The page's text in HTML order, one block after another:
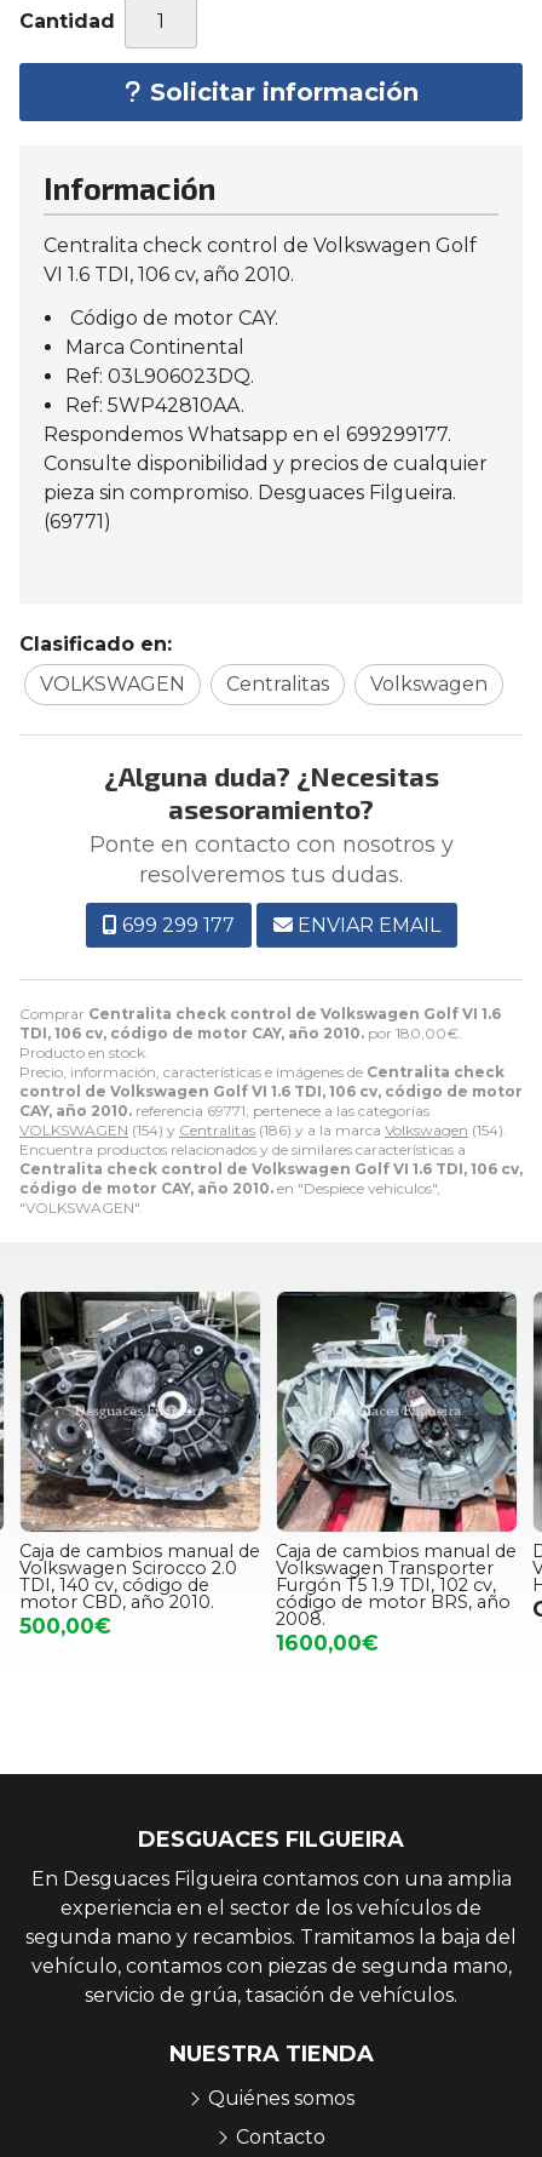
Cantidad
Solicitar información
Comprar Centralita check control de Volkswagen Golf VI 1.6
TDI, 106 cv, código de motor CAY, año 2010. por 180,00€
Producto en stock.
Precio, información, características e imágenes de Centralita check
control de Volkswagen Golf VI 1.6 TDI, 106 cv, código de motor
CAY, año 2010. referencia 69771, pertenece a las categorías
VOLKSWAGEN (154) y Centralitas (186) y a la marca Volkswagen (154).
Encuentra productos relacionados y de similares características a
Centralita check control de Volkswagen Golf VI 1.6 TDI, 106 cv,
código de motor CAY, año 2010. en "Despiece vehiculos",
"VOLKSWAGEN".
Información
Centralita check control de Volkswagen Golf
VI 1.6 TDI, 106 cv, año 2010.
Código de motor CAY.
Marca Continental
Ref: 03L906023DQ.
Ref: 5WP42810AA.
Respondemos Whatsapp en el 699299177.
Consulte disponibilidad y precios de cualquier
pieza sin compromiso. Desguaces Filgueira.
(69771)
Clasificado en:
VOLKSWAGEN
Centralitas Volkswagen
¿Alguna duda? ¿Necesitas
asesoramiento?
Ponte en contacto con nosotros y
resolveremos tus dudas.
699 299 177 ENVIAR EMAIL
Caja de cambios manual de
Volkswagen Scirocco 2.0
TDI, 140 cv, código de
motor CBD, año 2010.
500,00€
Caja de cambios manual de
Volkswagen Transporter
Furgón T5 1.9 TDI, 102 cv,
código de motor BRS, año
2008.
1600,00€
DESGUACES FILGUEIRA
En Desguaces Filgueira contamos con una amplia
experiencia en el sector de los vehículos de
segunda mano y recambios. Tramitamos la baja del
vehículo, contamos con piezas de segunda mano,
servicio de grúa, tasación de vehículos.
NUESTRA TIENDA
Quiénes somos
Contacto